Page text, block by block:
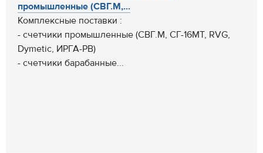
промышленные (СВГ.М,...
Комплексные поставки :
- cчетчики промышленные (СВГ.М, СГ-16МТ, RVG,
Dymetic, ИРГА-РВ)
- счетчики барабанные...